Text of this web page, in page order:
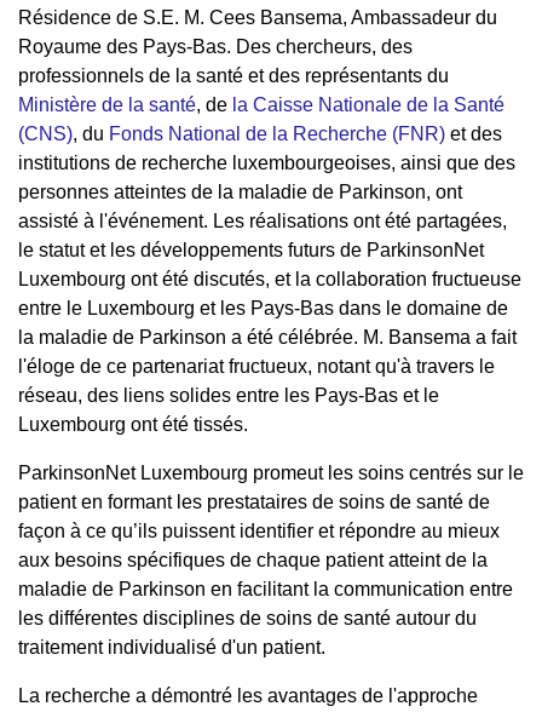
Résidence de S.E. M. Cees Bansema, Ambassadeur du
Royaume des Pays-Bas. Des chercheurs, des
professionnels de la santé et des représentants du
Ministère de la santé, de la Caisse Nationale de la Santé
(CNS), du Fonds National de la Recherche (FNR) et des
institutions de recherche luxembourgeoises, ainsi que des
personnes atteintes de la maladie de Parkinson, ont
assisté à l'événement. Les réalisations ont été partagées,
le statut et les développements futurs de ParkinsonNet
Luxembourg ont été discutés, et la collaboration fructueuse
entre le Luxembourg et les Pays-Bas dans le domaine de
la maladie de Parkinson a été célébrée. M. Bansema a fait
l'éloge de ce partenariat fructueux, notant qu'à travers le
réseau, des liens solides entre les Pays-Bas et le
Luxembourg ont été tissés.
ParkinsonNet Luxembourg promeut les soins centrés sur le
patient en formant les prestataires de soins de santé de
façon à ce qu’ils puissent identifier et répondre au mieux
aux besoins spécifiques de chaque patient atteint de la
maladie de Parkinson en facilitant la communication entre
les différentes disciplines de soins de santé autour du
traitement individualisé d'un patient.
La recherche a démontré les avantages de l'approche